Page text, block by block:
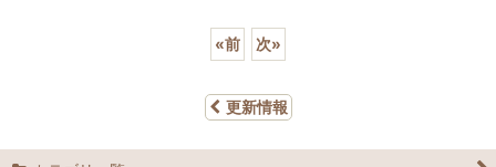
«前 次»
更新情報